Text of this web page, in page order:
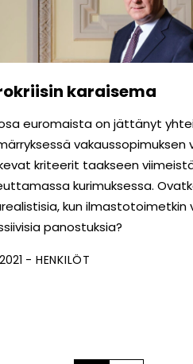
karaisema
euromaista on jättänyt
kriteerit taakseen
kurimuksessa.
kun ilmastotoimetkin
panostuksia?
HENKILÖT